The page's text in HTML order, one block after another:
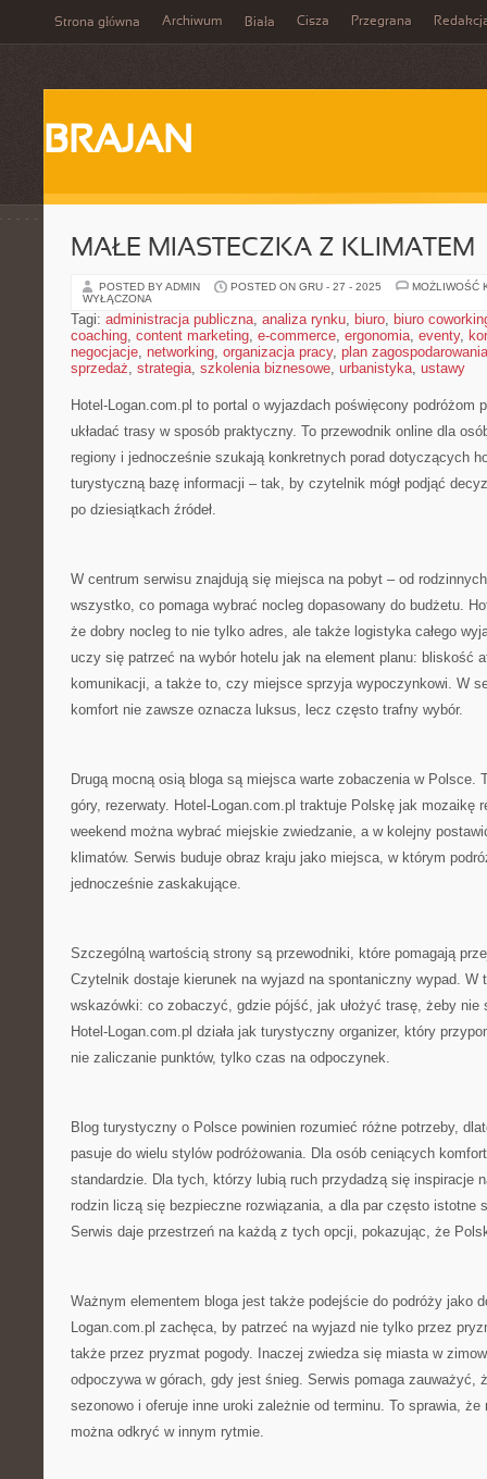
Strona główna Archiwum Biała Cisza Przegrana
BRAJAN
MAŁE MIASTECZKA Z KLIMATEM
POSTED BY ADMIN POSTED ON GRU - 27 - 2025
MOŻLIWOŚĆ
WYŁĄCZONA
Tagi: administracja publiczna, analiza rynku, biuro, biuro
coaching, content marketing, e-commerce, ergonomia, eventy,
negocjacje, networking, organizacja pracy, plan zagospodarowania
sprzedaż, strategia, szkolenia biznesowe, urbanistyka, ustawy
Hotel-Logan.com.pl to portal o wyjazdach poświęcony podróżom
układać trasy w sposób praktyczny. To przewodnik online dla
regiony i jednocześnie szukają konkretnych porad dotyczących
turystyczną bazę informacji – tak, by czytelnik mógł podjąć
po dziesiątkach źródeł.
W centrum serwisu znajdują się miejsca na pobyt – od
wszystko, co pomaga wybrać nocleg dopasowany do budżetu.
że dobry nocleg to nie tylko adres, ale także logistyka całego
uczy się patrzeć na wybór hotelu jak na element planu: bliskość
komunikacji, a także to, czy miejsce sprzyja wypoczynkowi. W
komfort nie zawsze oznacza luksus, lecz często trafny wybór.
Drugą mocną osią bloga są miejsca warte zobaczenia w Polsce.
góry, rezerwaty. Hotel-Logan.com.pl traktuje Polskę jak mozaikę
weekend można wybrać miejskie zwiedzanie, a w kolejny
klimatów. Serwis buduje obraz kraju jako miejsca, w którym
jednocześnie zaskakujące.
Szczególną wartością strony są przewodniki, które pomagają
Czytelnik dostaje kierunek na wyjazd na spontaniczny wypad. W
wskazówki: co zobaczyć, gdzie pójść, jak ułożyć trasę, żeby nie
Hotel-Logan.com.pl działa jak turystyczny organizer, który
nie zaliczanie punktów, tylko czas na odpoczynek.
Blog turystyczny o Polsce powinien rozumieć różne potrzeby,
pasuje do wielu stylów podróżowania. Dla osób ceniących
standardzie. Dla tych, którzy lubią ruch przydadzą się inspiracje
rodzin liczą się bezpieczne rozwiązania, a dla par często istotne
Serwis daje przestrzeń na każdą z tych opcji, pokazując, że
Ważnym elementem bloga jest także podejście do podróży jako
Logan.com.pl zachęca, by patrzeć na wyjazd nie tylko przez
także przez pryzmat pogody. Inaczej zwiedza się miasta w
odpoczywa w górach, gdy jest śnieg. Serwis pomaga zauważyć,
sezonowo i oferuje inne uroki zależnie od terminu. To sprawia,
można odkryć w innym rytmie.